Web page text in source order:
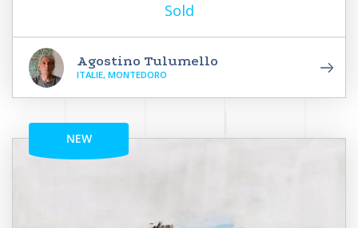
Sold
Agostino Tulumello
ITALIE, MONTEDORO
NEW